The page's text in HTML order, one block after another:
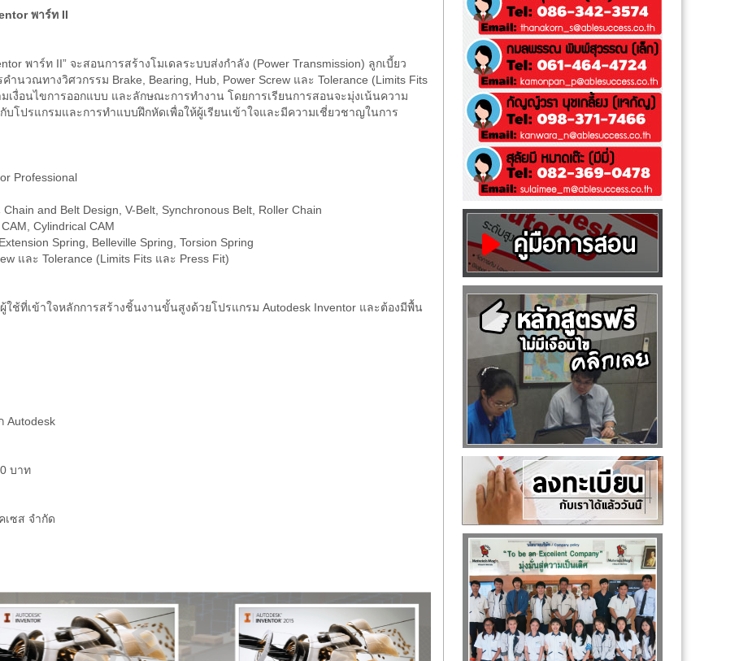
พาร์ท II
พาร์ท II” จะสอนการสร้างโมเดลระบบส่งกำลัง (Power Transmission) ลูกเบี้ยว
นวณทางวิศวกรรม Brake, Bearing, Hub, Power Screw และ Tolerance (Limits Fits
เงื่อนไขการออกแบบ และลักษณะการทำงาน โดยการเรียนการสอนจะมุ่งเน้นความ
โปรแกรมและการทำแบบฝึกหัดเพื่อให้ผู้เรียนเข้าใจและมีความเชี่ยวชาญในการ
Professional
and Belt Design, V-Belt, Synchronous Belt, Roller Chain
Cylindrical CAM
Spring, Belleville Spring, Torsion Spring
และ Tolerance (Limits Fits และ Press Fit)
ใช้ที่เข้าใจหลักการสร้างชิ้นงานขั้นสูงด้วยโปรแกรม Autodesk Inventor และต้องมีพื้น
Autodesk
บาท
เซส จำกัด